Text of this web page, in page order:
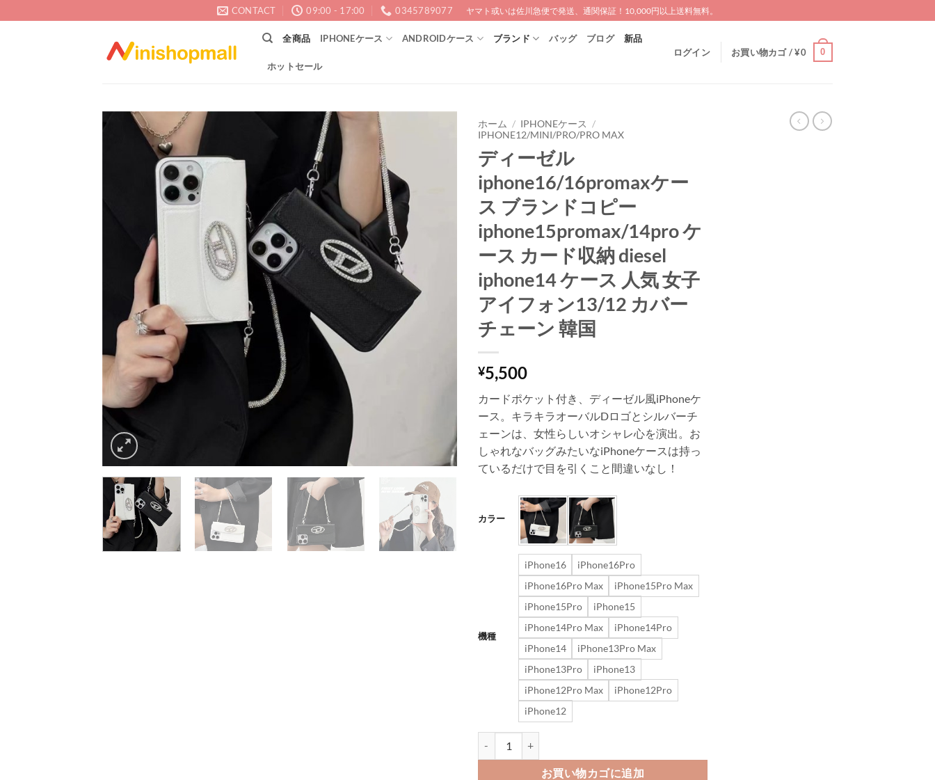
to
CONTACT 09:00 - 17:00 0345789077 ヤマト或いは佐川急便で発送、通関保証！10,000円以上送料無料。
全商品 IPHONEケース ANDROIDケース ブランド バッグ ブログ 新品
ホットセール
ログイン お買い物カゴ /¥0 0
ホーム / IPHONEケース
/
IPHONE12/MINI/PRO/PRO MAX
ディーゼル
iphone16/16promaxケー
ス ブランドコピー
iphone15promax/14pro ケ
ース カード収納 diesel
iphone14 ケース 人気 女子
アイフォン13/12 カバー
チェーン 韓国
¥5,500
カードポケット付き、ディーゼル風iPhoneケ
ース。キラキラオーバルDロゴとシルバーチ
ェーンは、女性らしいオシャレ心を演出。お
しゃれなバッグみたいなiPhoneケースは持っ
ているだけで目を引くこと間違いなし！
カラー
機種
iPhone16
iPhone16Pro
iPhone16Pro Max
iPhone15Pro Max
iPhone15Pro
iPhone15
iPhone14Pro Max
iPhone14Pro
iPhone14
iPhone13Pro Max
iPhone13Pro
iPhone13
iPhone12Pro Max
iPhone12Pro
iPhone12
お買い物カゴに追加